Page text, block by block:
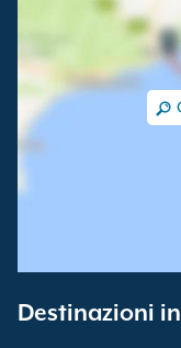
Destinazioni